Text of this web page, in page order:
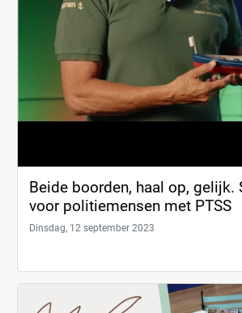
Beide boorden, haal op, gelijk.
voor politiemensen met PTSS
Dinsdag, 12 september 2023